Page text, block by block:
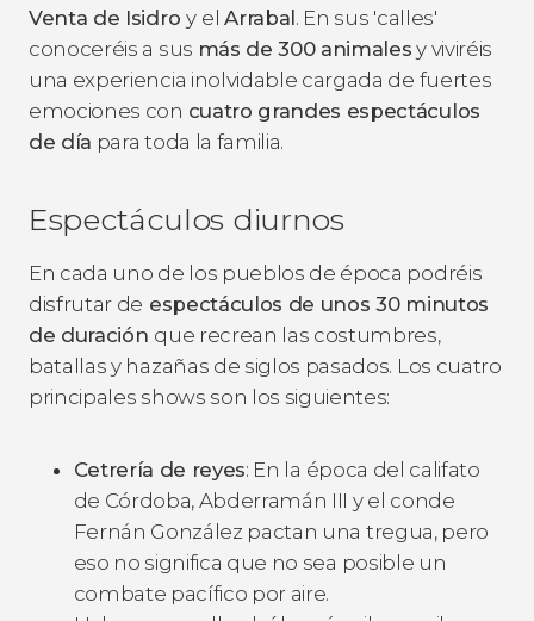
Venta de Isidro y elArrabal. En sus 'calles'
conoceréis a sus más de 300 animales y viviréis
una experiencia inolvidable cargada de fuertes
emociones con cuatro grandes espectáculos
de día para toda la familia.
Espectáculos diurnos
En cada uno de los pueblos de época podréis
disfrutar de espectáculos de unos 30 minutos
de duración que recrean las costumbres,
batallas y hazañas de siglos pasados. Los cuatro
principales shows son los siguientes:
Cetrería de reyes: En la época del califato
de Córdoba, Abderramán III y el conde
Fernán González pactan una tregua, pero
eso no significa que no sea posible un
combate pacífico por aire.